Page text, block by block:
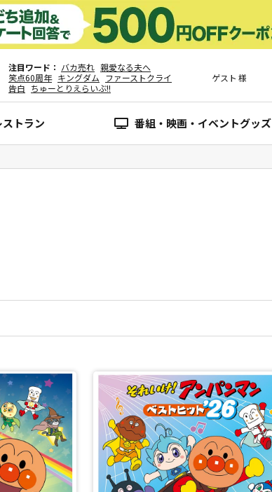
注目ワード バカ売れ 親愛なる夫へ
笑点60周年 キングダム ファーストクライ
告白 ちゅーとりえらいぶ!!
ゲスト 様
トラン 番組・映画・イベントグッズ